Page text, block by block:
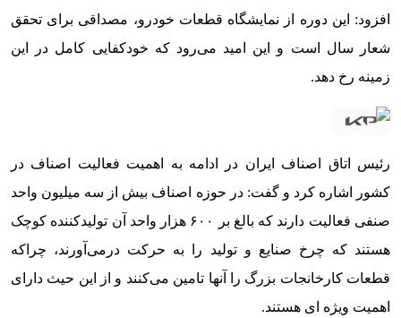
افزود: این دوره از نمایشگاه قطعات خودرو، مصداقی برای تحقق
شعار سال است و این امید می‌رود که خودکفایی کامل در این
زمینه رخ دهد.
رئیس اتاق اصناف ایران در ادامه به اهمیت فعالیت اصناف در
کشور اشاره کرد و گفت: در حوزه اصناف بیش از سه میلیون واحد
صنفی فعالیت دارند که بالغ بر ۶۰۰ هزار واحد آن تولیدکننده کوچک
هستند که چرخ صنایع و تولید را به حرکت درمی‌آورند، چراکه
قطعات کارخانجات بزرگ را آنها تامین می‌کنند و از این حیث دارای
اهمیت ویژه ای هستند.